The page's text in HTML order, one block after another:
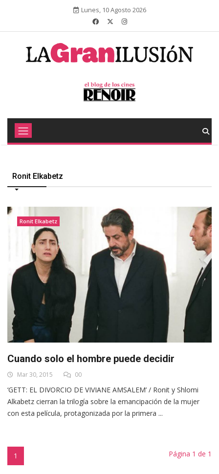
Lunes, 10 Agosto 2026
Ronit Elkabetz
Ronit Elkabetz
Cuando solo el hombre puede decidir
Mar 30, 2015 00
‘GETT: EL DIVORCIO DE VIVIANE AMSALEM’ / Ronit y Shlomi
Alkabetz cierran la trilogía sobre la emancipación de la mujer
con esta película, protagonizada por la primera ...
1 Página 1 de 1